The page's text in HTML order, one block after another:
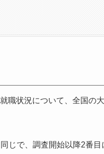
職状況について、全国の
じで、調査開始以降2番目